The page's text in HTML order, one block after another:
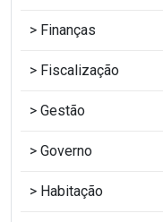
Finanças
Fiscalização
Gestão
Governo
Habitação